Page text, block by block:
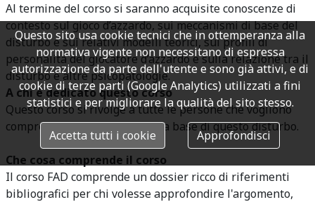
Al termine del corso si saranno acquisite conoscenze di
contesto sul gioco d’azzardo, sui meccanismi di base del
disturbo e sui relativi modelli teorici, sui profili di
personalità del giocatore d’azzardo e sulla relazione tra il
disturbo e altre psicopatologie.
A chi è dedicato questo corso
Questo corso si rivolge a tutte le persone che vogliono
comprendere i meccanismi alla base di questo disturbo.
Che cosa comprende il corso
Il corso FAD comprende un dossier ricco di riferimenti
bibliografici per chi volesse approfondire l'argomento,
Questo sito usa cookie tecnici che in ottemperanza alla
normativa vigente non necessitano di espressa
autorizzazione da parte dell'utente e sono già attivi, e di
cookie di terze parti (Google Analytics) utilizzati a fini
statistici e per migliorare la qualità del sito stesso.
Accetta tutti i cookie Approfondisci